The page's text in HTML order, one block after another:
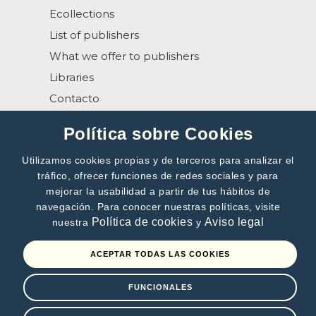
Política sobre Cookies
Utilizamos cookies propias y de terceros para analizar el
tráfico, ofrecer funciones de redes sociales y para
mejorar la usabilidad a partir de tus hábitos de
navegación. Para conocer nuestras políticas, visite
nuestra Política de cookies y Aviso legal
ACEPTAR TODAS LAS COOKIES
FUNCIONALES
Ecollections
List of publishers
What we offer to publishers
Libraries
Contacto
SUBSCRIBE TO OUR NEWSLETTER
>>
By subscribing, you accept ourPrivacy Policy
Terms of use